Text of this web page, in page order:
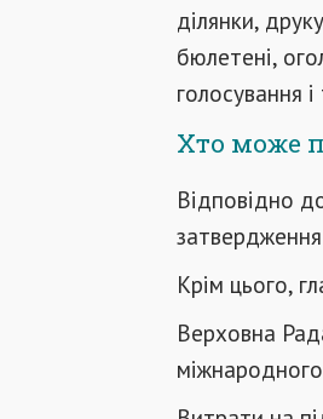
ділянки,
бюлетені,
голосування і
Хто може
Відповідно
затвердження
Крім цього,
Верховна